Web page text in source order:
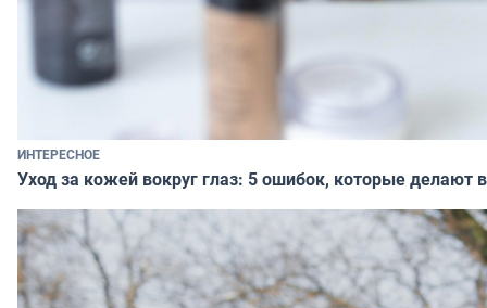
ИНТЕРЕСНОЕ
Уход за кожей вокруг глаз: 5 ошибок, которые делают